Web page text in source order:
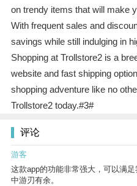
on trendy items that will make
With frequent sales and
savings while still indulging in
Shopping at Trollstore2 is a
website and fast shipping
shopping adventure like no
Trollstore2 today.#3#
评论
游客
这款app的功能非常强大，可以满
中游刃有余。